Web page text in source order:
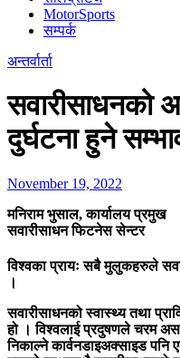
MotorSports
सम्पर्क
अन्तर्वार्ता
सवारीसाधनको
दुर्घटना हुने
November 19, 2022
मनिराम भुसाल, कार्यालय प्रमुख
सवारीसाधन फिटनेस सेन्टर
विश्वका प्रायः सबै मुलुकहरुले
।
सवारीसाधनको स्वास्थ्य तथा
हो । विश्वलाई प्रदुषणले चरम
निकाल्ने कार्वनडाइअक्साइड